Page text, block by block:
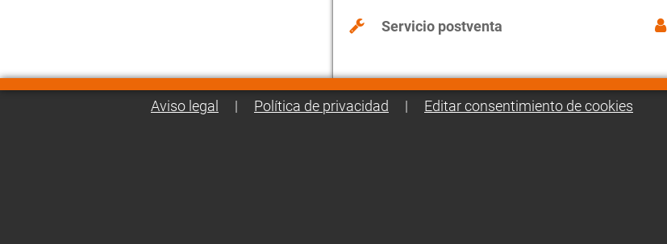
Servicio postventa
Aviso legal | Política de privacidad | Editar consentimiento de cookies